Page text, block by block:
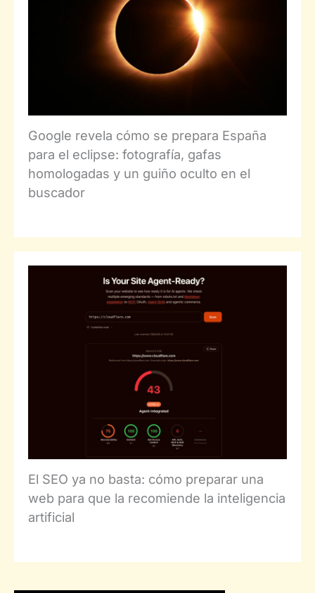
Google revela cómo se prepara España
para el eclipse: fotografía, gafas
homologadas y un guiño oculto en el
buscador
El SEO ya no basta: cómo preparar una
web para que la recomiende la inteligencia
artificial